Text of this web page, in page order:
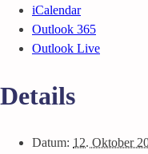
iCalendar
Outlook 365
Outlook Live
Details
Datum: 12. Oktober